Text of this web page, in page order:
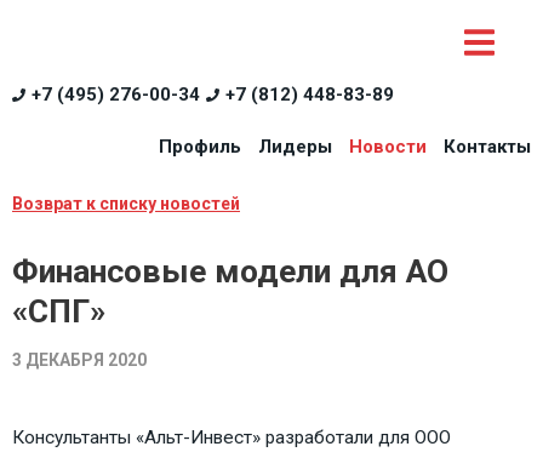
+7 (495) 276-00-34 +7 (812) 448-83-89
Профиль Лидеры Новости Контакты
Возврат к списку новостей
Финансовые модели для АО
«СПГ»
3 ДЕКАБРЯ 2020
Консультанты «Альт-Инвест» разработали для ООО